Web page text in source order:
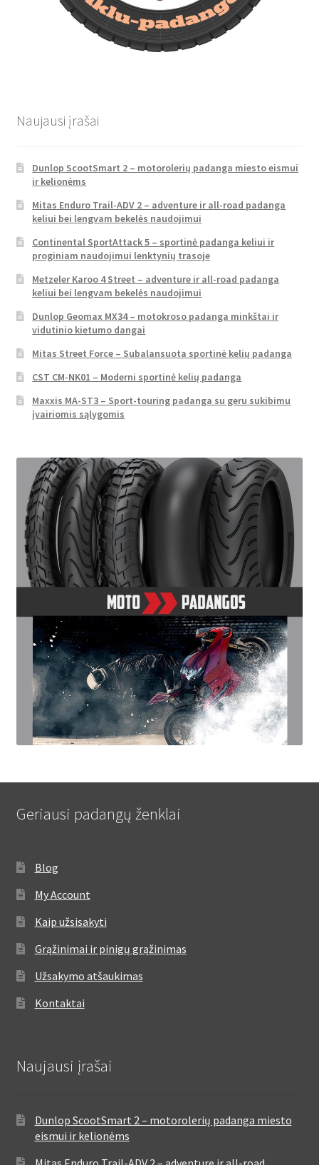
Naujausi įrašai
Dunlop ScootSmart 2 – motorolerių padanga miesto eismui
ir kelionėms
Mitas Enduro Trail-ADV 2 – adventure ir all-road padanga
keliui bei lengvam bekelės naudojimui
Continental SportAttack 5 – sportinė padanga keliui ir
proginiam naudojimui lenktynių trasoje
Metzeler Karoo 4 Street – adventure ir all-road padanga
keliui bei lengvam bekelės naudojimui
Dunlop Geomax MX34 – motokroso padanga minkštai ir
vidutinio kietumo dangai
Mitas Street Force – Subalansuota sportinė kelių padanga
CST CM-NK01 – Moderni sportinė kelių padanga
Maxxis MA-ST3 – Sport-touring padanga su geru sukibimu
įvairiomis sąlygomis
Geriausi padangų ženklai
Blog
My Account
Kaip užsisakyti
Grąžinimai ir pinigų grąžinimas
Užsakymo atšaukimas
Kontaktai
Naujausi įrašai
Dunlop ScootSmart 2 – motorolerių padanga miesto
eismui ir kelionėms